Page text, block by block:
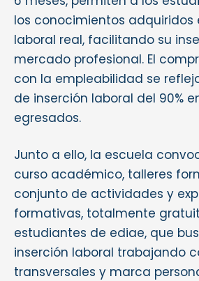
los conocimientos adquiridos
laboral real, facilitando su
mercado profesional. El
con la empleabilidad se
de inserción laboral del 90%
egresados.
Junto a ello, la escuela
curso académico, talleres
conjunto de actividades y
formativas, totalmente
estudiantes de ediae, que
inserción laboral trabajando
transversales y marca